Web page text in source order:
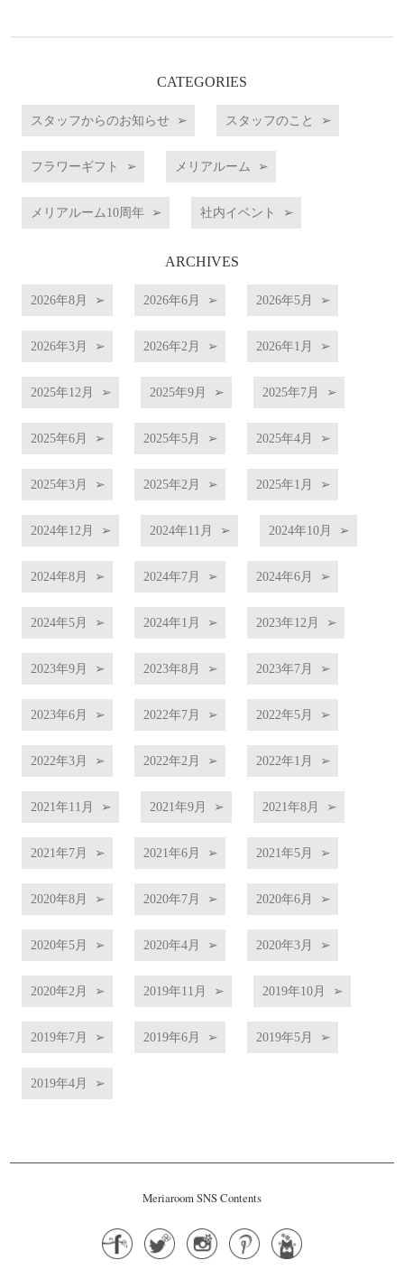
CATEGORIES
スタッフからのお知らせ スタッフのこと
フラワーギフト メリアルーム
メリアルーム10周年 社内イベント
ARCHIVES
2026年8月 2026年6月 2026年5月
2026年3月 2026年2月 2026年1月
2025年12月 2025年9月 2025年7月
2025年6月 2025年5月 2025年4月
2025年3月 2025年2月 2025年1月
2024年12月 2024年11月 2024年10月
2024年8月 2024年7月 2024年6月
2024年5月 2024年1月 2023年12月
2023年9月 2023年8月 2023年7月
2023年6月 2022年7月 2022年5月
2022年3月 2022年2月 2022年1月
2021年11月 2021年9月 2021年8月
2021年7月 2021年6月 2021年5月
2020年8月 2020年7月 2020年6月
2020年5月 2020年4月 2020年3月
2020年2月 2019年11月 2019年10月
2019年7月 2019年6月 2019年5月
2019年4月
Meriaroom SNS Contents